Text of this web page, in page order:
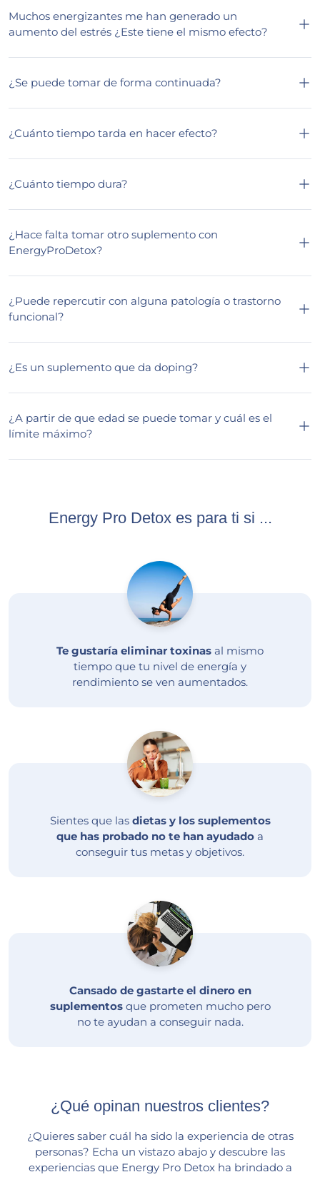
Muchos energizantes me han generado un
aumento del estrés ¿Este tiene el mismo efecto?
¿Se puede tomar de forma continuada?
¿Cuánto tiempo tarda en hacer efecto?
¿Cuánto tiempo dura?
¿Hace falta tomar otro suplemento con
EnergyProDetox?
¿Puede repercutir con alguna patología o trastorno
funcional?
¿Es un suplemento que da doping?
¿A partir de que edad se puede tomar y cuál es el
límite máximo?
Energy Pro Detox es para ti si ...
Te gustaría eliminar toxinas al mismo
tiempo que tu nivel de energía y
rendimiento se ven aumentados.
Sientes que lasdietas y los suplementos
que has probado no te han ayudado a
conseguir tus metas y objetivos.
Cansado de gastarte el dinero en
suplementosque prometen mucho pero
no te ayudan a conseguir nada.
¿Qué opinan nuestros clientes?
¿Quieres saber cuál ha sido la experiencia de otras
personas? Echa un vistazo abajo y descubre las
experiencias que Energy Pro Detox ha brindado a